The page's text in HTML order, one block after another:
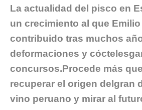
La actualidad del pisco en
un crecimiento al que
contribuido tras muchos
deformaciones y cócteles
concursos.Procede más
recuperar el origen del gran
vino peruano y mirar al